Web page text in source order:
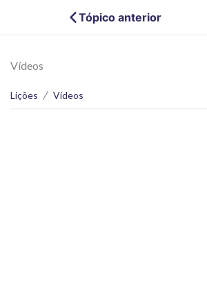
Tópico anterior
Vídeos
Lições Vídeos